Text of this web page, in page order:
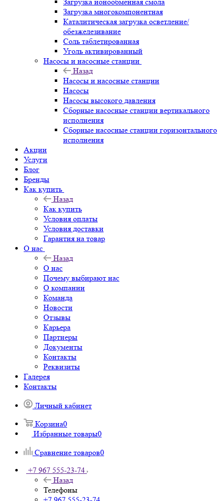
Загрузка многокомпонентная
Каталитическая загрузка осветление/
обезжелезивание
Соль таблетированная
Уголь активированный
Насосы и насосные станции
Назад
Насосы и насосные станции
Насосы
Насосы высокого давления
Сборные насосные станции вертикального
исполнения
Сборные насосные станции горизонтального
исполнения
Акции
Услуги
Блог
Бренды
Как купить
Назад
Как купить
Условия оплаты
Условия доставки
Гарантия на товар
О нас
Назад
О нас
Почему выбирают нас
О компании
Команда
Новости
Отзывы
Карьера
Партнеры
Документы
Контакты
Реквизиты
Галерея
Контакты
Личный кабинет
Корзина0
Избранные товары0
Сравнение товаров0
+7 967 555-23-74
Назад
Телефоны